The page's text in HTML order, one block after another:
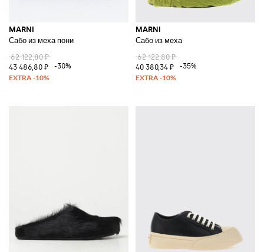
MARNI
Сабо из меха пони
62 122,80 ₽
43 486,80 ₽
-30%
MARNI
Сабо из меха
62 122,80 ₽
40 380,34 ₽
-35%